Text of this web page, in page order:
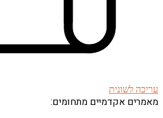
עריכה לשונית
מאמרים אקדמיים מתחומים: